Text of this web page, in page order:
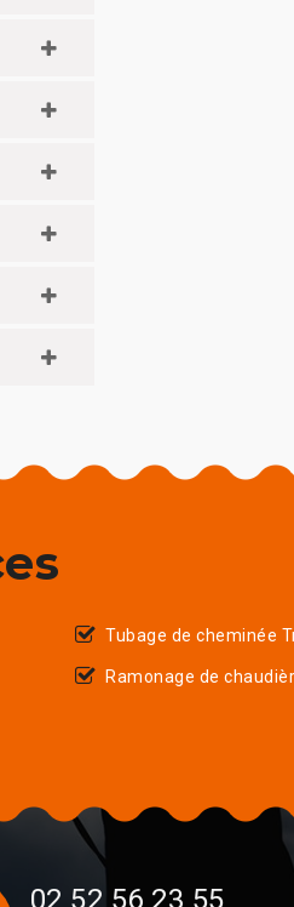
Tubage de cheminée
Ramonage de
02 52 56 23 55